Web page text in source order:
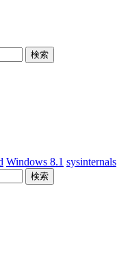
Windows 8.1 sysinternals